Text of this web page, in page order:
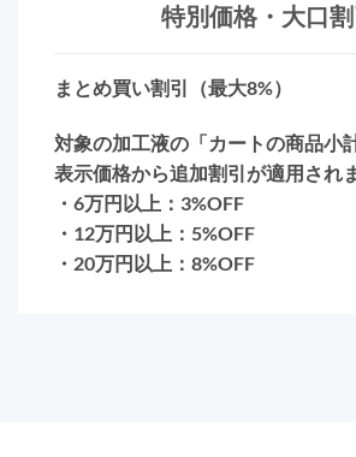
特別価格・大口割
まとめ買い割引（最大8%）
対象の加工液の「カートの商品小
表示価格から追加割引が適用され
・6万円以上：3%OFF
・12万円以上：5%OFF
・20万円以上：8%OFF